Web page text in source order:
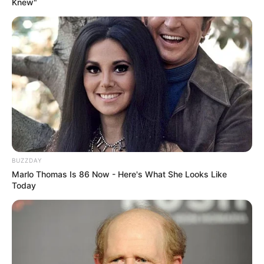
Die historische Altstadt im Naturpark
Altmühltal, am Main-Donau-Kanal, ist noch
vollständig von seiner mittelalterlichen
Stadtmauermit 13 Türmen und vier Stadttoren umgeben.
Gaststätten
Touristinformation Neumarkt in der Oberpfalz mitStadt-
und Erlebnisführungenin der Region sowie
Übernachtungsmöglichkeiten. Möglich ist außerdem die
Links zu Ausflugszielen und Sehenswürdigkeiten
in Neumarkt i. d. Oberpfalz, in Postbauer-Heng
und in Berg bzw. in der Umgebung von rund 30 km
um Neumarkt in der Oberpfalz :
Knew"
BUZZDAY
Marlo Thomas Is 86 Now - Here's What She Looks Like
Today